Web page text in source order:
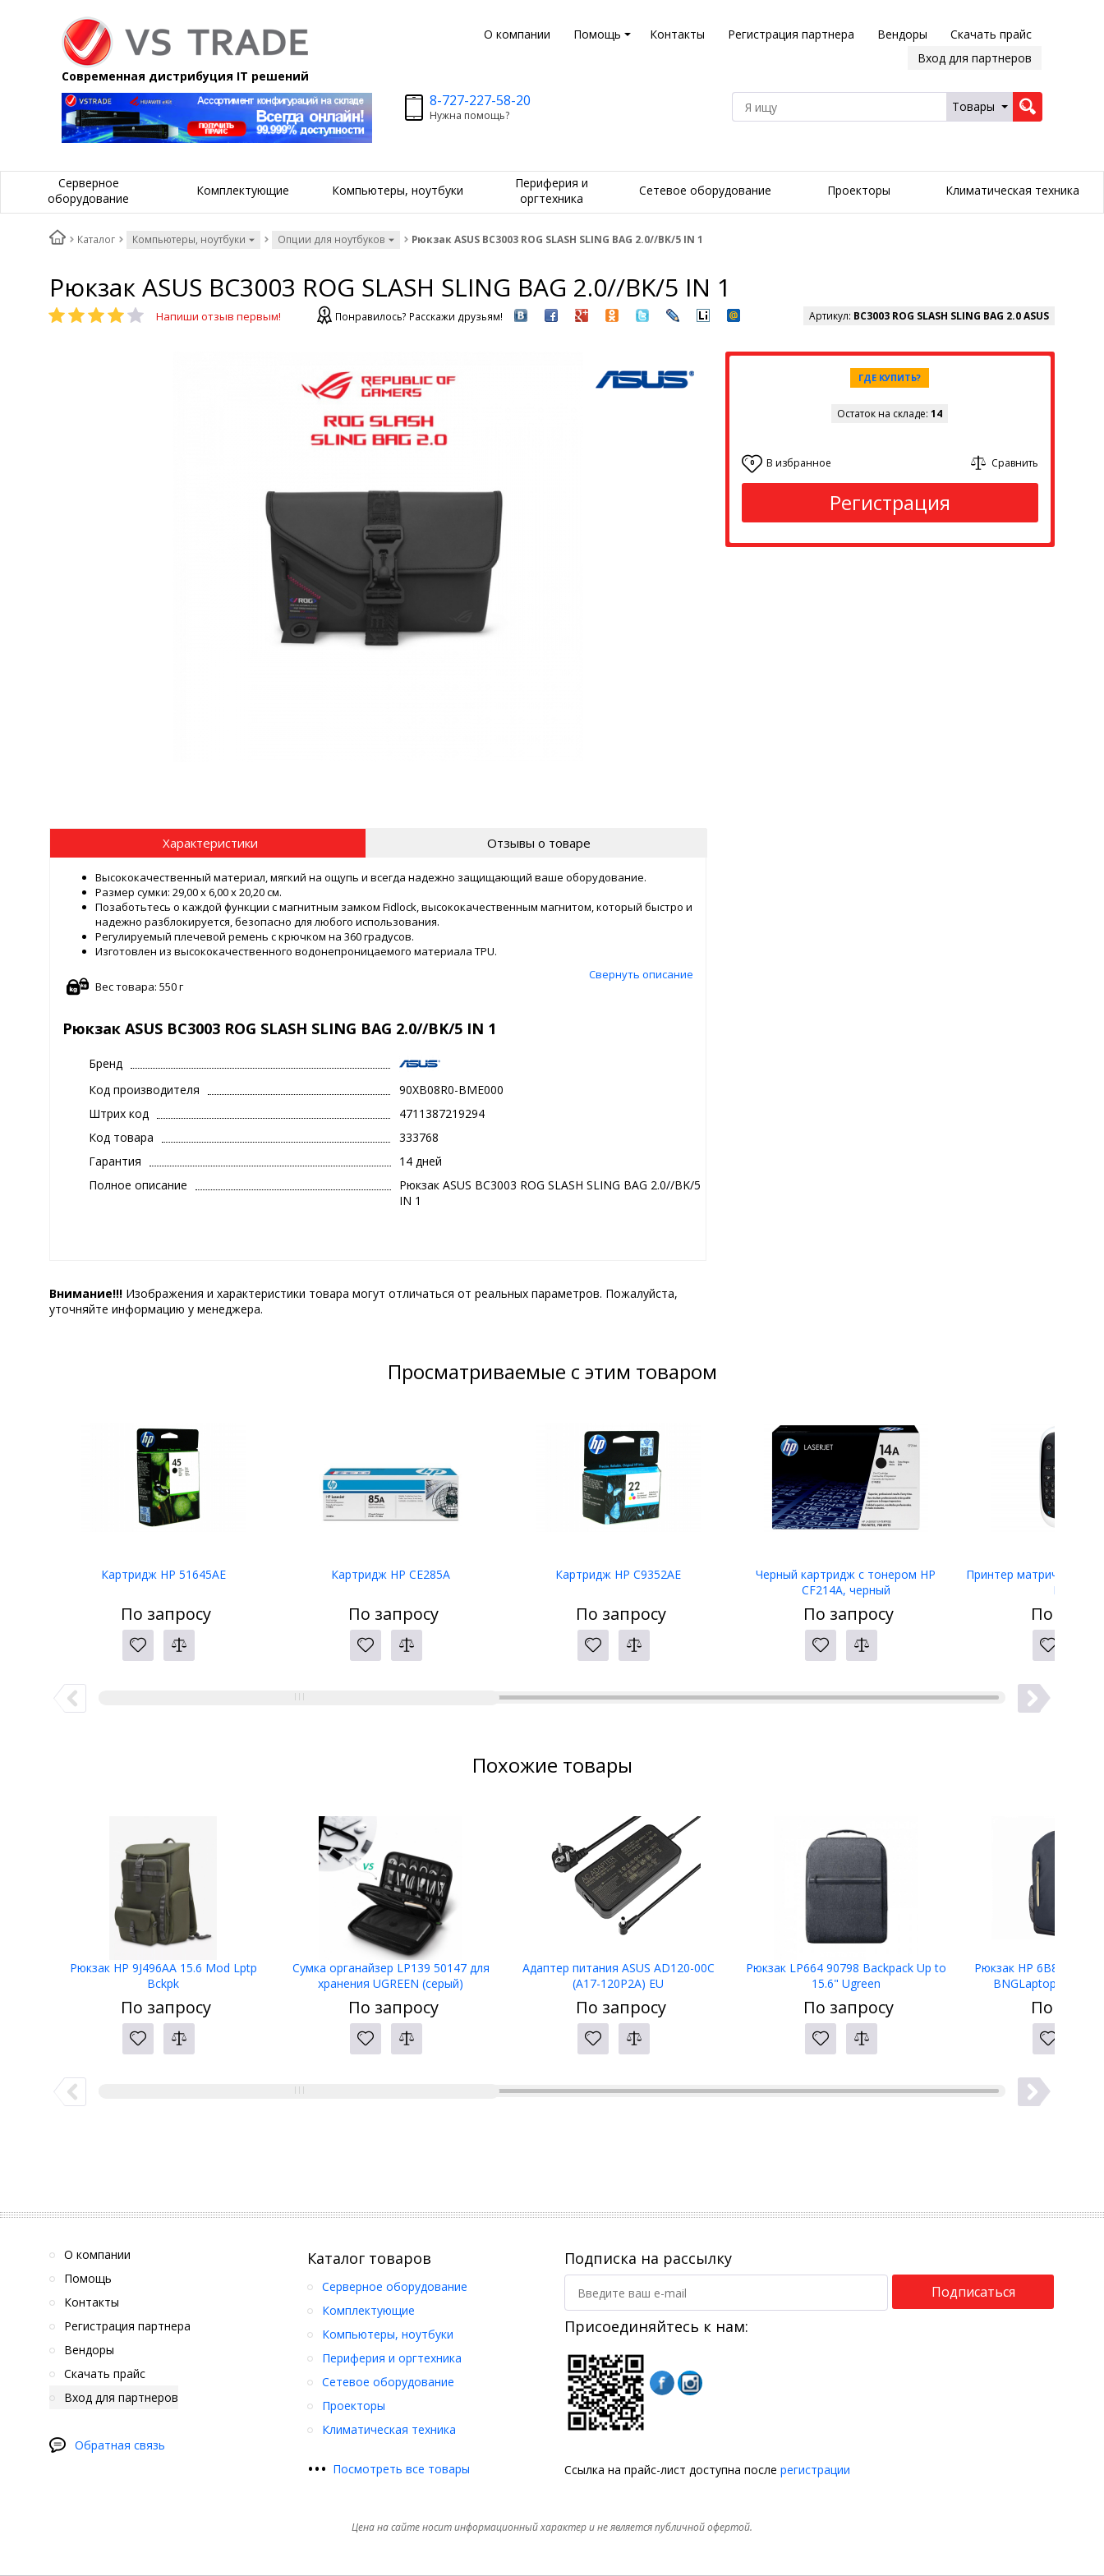
О компании Помощь Контакты Регистрация партнера Вендоры
Скачать прайс
Вход для партнеров
Современная дистрибуция IT решений
8-727-227-58-20
Нужна помощь?
Товары
Серверное
оборудование
Комплектующие Компьютеры, ноутбуки
Периферия и
оргтехника
Сетевое оборудование Проекторы Климатическая техника
Каталог Компьютеры, ноутбуки Опции для ноутбуков Рюкзак ASUS BC3003 ROG SLASH SLING BAG 2.0//BK/5 IN 1
Рюкзак ASUS BC3003 ROG SLASH SLING BAG 2.0//BK/5 IN 1
Напиши отзыв первым! Понравилось? Расскажи друзьям! Артикул: BC3003 ROG SLASH SLING BAG 2.0 ASUS
ГДЕ КУПИТЬ?
Остаток на складе:14
0 В избранное Сравнить
Регистрация
Характеристики Отзывы о товаре
Высококачественный материал, мягкий на ощупь и всегда надежно защищающий ваше оборудование.
Размер сумки: 29,00 x 6,00 x 20,20 см.
Позаботьтесь о каждой функции с магнитным замком Fidlock, высококачественным магнитом, который быстро и
надежно разблокируется, безопасно для любого использования.
Регулируемый плечевой ремень с крючком на 360 градусов.
Изготовлен из высококачественного водонепроницаемого материала TPU.
Свернуть описание
Вес товара: 550 г
Рюкзак ASUS BC3003 ROG SLASH SLING BAG 2.0//BK/5 IN 1
Бренд
Код производителя
90XB08R0-BME000
Штрих код
4711387219294
Код товара
333768
Гарантия
14 дней
Полное описание
Рюкзак ASUS BC3003 ROG SLASH SLING BAG 2.0//BK/5
IN 1
Внимание!!! Изображения и характеристики товара могут отличаться от реальных параметров. Пожалуйста,
уточняйте информацию у менеджера.
Просматриваемые с этим товаром
Картридж HP 51645AE
По запросу
Картридж HP CE285A
По запросу
Картридж HP C9352AE
По запросу
Черный картридж с тонером HP
CF214A, черный
По запросу
Принтер матричный
LW-400
По
Похожие товары
Рюкзак HP 9J496AA 15.6 Mod Lptp
Bckpk
По запросу
Сумка органайзер LP139 50147 для
хранения UGREEN (серый)
По запросу
Адаптер питания ASUS AD120-00C
(A17-120P2A) EU
По запросу
Рюкзак LP664 90798 Backpack Up to
15.6" Ugreen
По запросу
Рюкзак HP 6B8U7AA
BNGLaptop Bckpck
По
О компании
Помощь
Контакты
Регистрация партнера
Вендоры
Скачать прайс
Вход для партнеров
Обратная связь
Каталог товаров
Серверное оборудование
Комплектующие
Компьютеры, ноутбуки
Периферия и оргтехника
Сетевое оборудование
Проекторы
Климатическая техника
••• Посмотреть все товары
Подписка на рассылку
Подписаться
Присоединяйтесь к нам:
Ссылка на прайс-лист доступна после регистрации
Цена на сайте носит информационный характер и не является публичной офертой.